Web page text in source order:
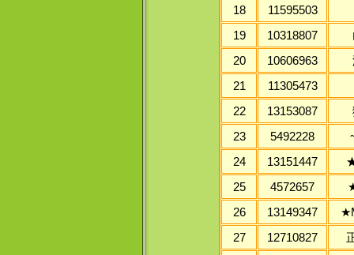
18
11595503
19
10318807
20
10606963
21
11305473
22
13153087
23
5492228
24
13151447
25
4572657
26
13149347
27
12710827